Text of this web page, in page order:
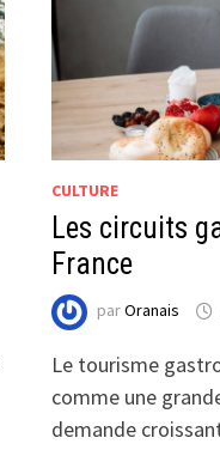
CULTURE
Les circuits
France
parOranais
Le tourisme
comme une
demande